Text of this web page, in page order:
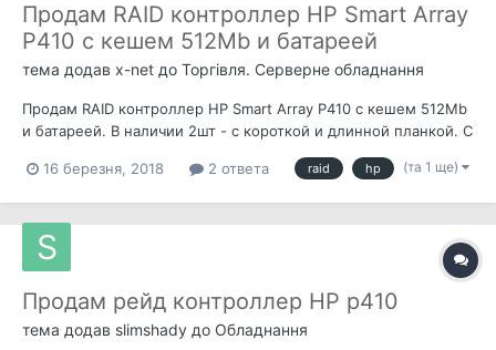
Продам RAID контроллер HP Smart Array
P410 с кешем 512Mb и батареей
тема додав x-net до Торгівля. Серверне обладнання
Продам RAID контроллер HP Smart Array P410 с кешем 512Mb
и батареей. В наличии 2шт - с короткой и длинной планкой. С
короткой - готов к отправке, с длинной - стоит в сервере, и
надо будет подождать. Цена 600 гривен. Так же интересует
16 березня, 2018 2 ответа raid hp (та 1 ще)
Продам рейд контроллер HP p410
тема додав slimshady до Обладнання